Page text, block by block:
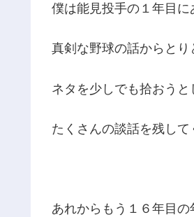
僕は能見投手の１年目
真剣な野球の話からと
ネタを少しでも拾おう
たくさんの談話を残して
あれからもう１６年目の